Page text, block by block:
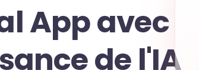
App avec
de l'IA